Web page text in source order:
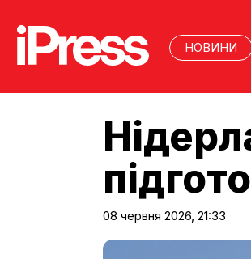
НОВИНИ
08 червня 2026, 21:33